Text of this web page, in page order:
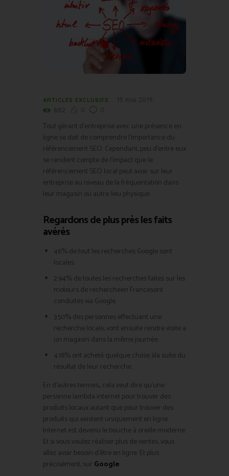
ARTICLES EXCLUSIFS
Tout gérant d’entreprise avec une présence en
ligne se doit de comprendre l’importance du
référencement SEO. Cependant, peu d’entre eux
se rendent compte de l’impact que le
référencement SEO local peut avoir sur leur
entreprise au niveau de la fréquentation dans
leur magasin ou autre lieu physique.
Regardons de plus près les faits
avérés
46% de tout les recherches Google sont
locales.
2.94% de toutes les recherches faites sur les
moteurs de rechercheen Francesont
conduites via Google.
3.50% des personnes effectuant une
recherche locale, vont ensuite rendre visite a
un magasin dans la même journée.
4.18% ont acheté quelque chose àla suite du
résultat de leur recherche.
En d’autres termes,, cela veut dire qu’une
personne lambda internet pour trouver des
produits locaux autant que pour trouver des
produits qui existent uniquement en ligne.
Internet est devenu le bouche à oreille moderne.
Et si vous voulez réaliser plus de ventes, vous
allez avoir besoin d’être en ligne. Et plus
précisément, sur Google